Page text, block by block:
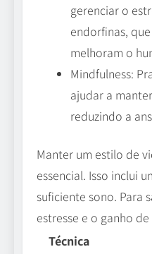
gerenciar o
endorfinas,
melhoram o
Mindfulness:
ajudar a
reduzindo a
Manter um estilo de
essencial. Isso inclui
suficiente sono. Para
estresse e o ganho
Técnica